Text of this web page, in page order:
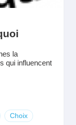
la
qui influencent
Choix